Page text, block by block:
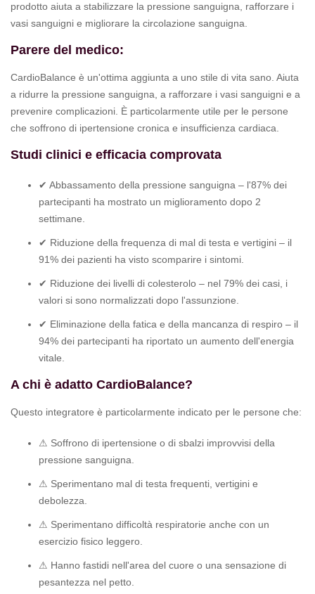
prodotto aiuta a stabilizzare la pressione sanguigna, rafforzare i
vasi sanguigni e migliorare la circolazione sanguigna.
Parere del medico:
CardioBalance è un'ottima aggiunta a uno stile di vita sano. Aiuta
a ridurre la pressione sanguigna, a rafforzare i vasi sanguigni e a
prevenire complicazioni. È particolarmente utile per le persone
che soffrono di ipertensione cronica e insufficienza cardiaca.
Studi clinici e efficacia comprovata
✔ Abbassamento della pressione sanguigna – l'87% dei
partecipanti ha mostrato un miglioramento dopo 2
settimane.
✔ Riduzione della frequenza di mal di testa e vertigini – il
91% dei pazienti ha visto scomparire i sintomi.
✔ Riduzione dei livelli di colesterolo – nel 79% dei casi, i
valori si sono normalizzati dopo l'assunzione.
✔ Eliminazione della fatica e della mancanza di respiro – il
94% dei partecipanti ha riportato un aumento dell'energia
vitale.
A chi è adatto CardioBalance?
Questo integratore è particolarmente indicato per le persone che:
⚠ Soffrono di ipertensione o di sbalzi improvvisi della
pressione sanguigna.
⚠ Sperimentano mal di testa frequenti, vertigini e
debolezza.
⚠ Sperimentano difficoltà respiratorie anche con un
esercizio fisico leggero.
⚠ Hanno fastidi nell'area del cuore o una sensazione di
pesantezza nel petto.